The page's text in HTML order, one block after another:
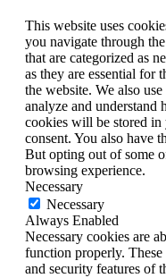
This website uses
you navigate through
that are categorized as
as they are essential for
the website. We also
analyze and understand
cookies will be stored
consent. You also have
But opting out of some
browsing experience.
Necessary
Necessary
Always Enabled
Necessary cookies are
function properly.
and security features of